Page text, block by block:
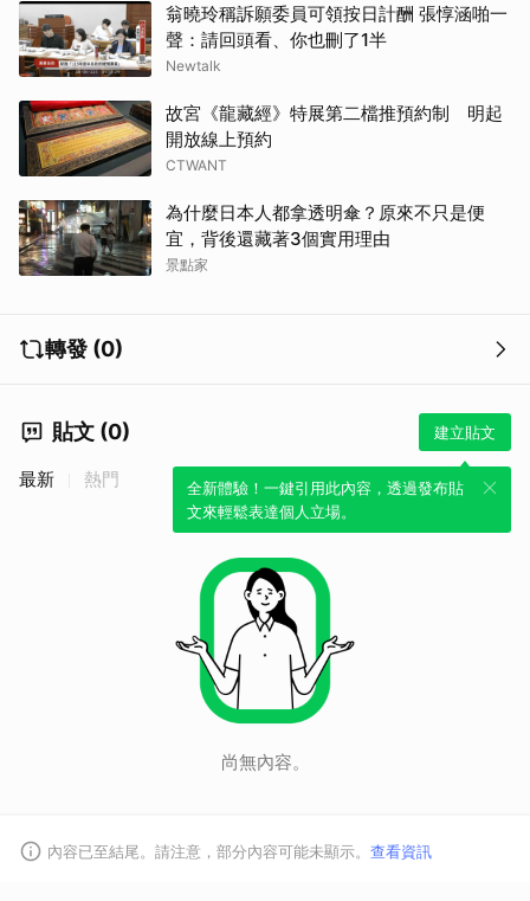
翁曉玲稱訴願委員可領按日計酬 張惇涵啪一
聲：請回頭看、你也刪了1半
Newtalk
故宮《龍藏經》特展第二檔推預約制 明起
開放線上預約
CTWANT
為什麼日本人都拿透明傘？原來不只是便
宜，背後還藏著3個實用理由
景點家
轉發 (0)
貼文 (0) 建立貼文
全新體驗！一鍵引用此內容，透過發布貼
文來輕鬆表達個人立場。
最新 熱門
尚無內容。
內容已至結尾。請注意，部分內容可能未顯示。 查看資訊